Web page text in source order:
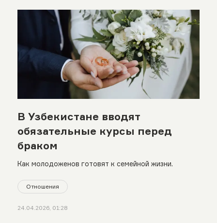
В Узбекистане вводят
обязательные курсы перед
браком
Как молодоженов готовят к семейной жизни.
Отношения
24.04.2026, 01:28